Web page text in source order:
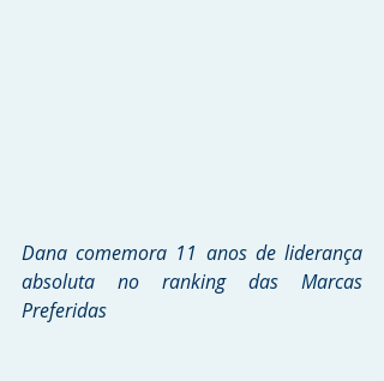
Dana comemora 11 anos de liderança
absoluta no ranking das Marcas
Preferidas